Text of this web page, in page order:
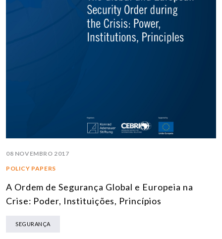
08 NOVEMBRO 2017
POLICY PAPERS
A Ordem de Segurança Global e Europeia na
Crise: Poder, Instituições, Princípios
SEGURANÇA